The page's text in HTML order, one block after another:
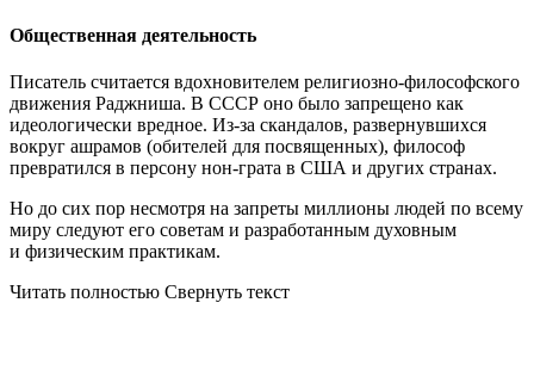
Общественная деятельность
Писатель считается вдохновителем религиозно-философского
движения Раджниша. В СССР оно было запрещено как
идеологически вредное. Из-за скандалов, развернувшихся
вокруг ашрамов (обителей для посвященных), философ
превратился в персону нон-грата в США и других странах.
Но до сих пор несмотря на запреты миллионы людей по всему
миру следуют его советам и разработанным духовным
и физическим практикам.
Читать полностью Свернуть текст